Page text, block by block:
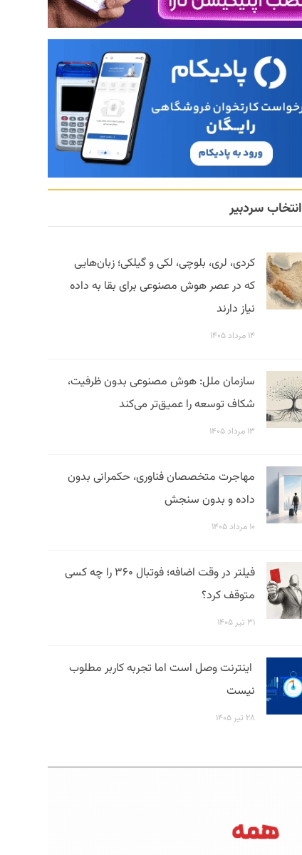
انتخاب سردبیر
کردی، لری، بلوچی، لکی و گیلکی؛ زبان‌هایی
که در عصر هوش مصنوعی برای بقا به داده
نیاز دارند
۱۴ مرداد ۱۴۰۵
سازمان ملل: هوش مصنوعی بدون ظرفیت،
شکاف توسعه را عمیق‌تر می‌کند
۱۳ مرداد ۱۴۰۵
مهاجرت متخصصان فناوری، حکمرانی بدون
داده و بدون سنجش
۱۰ مرداد ۱۴۰۵
فیلتر در وقت اضافه؛ فوتبال ۳۶۰ را چه کسی
متوقف کرد؟
۳۱ تیر ۱۴۰۵
اینترنت وصل است اما تجربه کاربر مطلوب
نیست
۲۸ تیر ۱۴۰۵